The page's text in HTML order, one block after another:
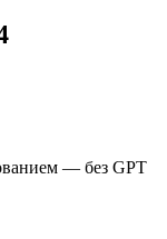
— без GPT